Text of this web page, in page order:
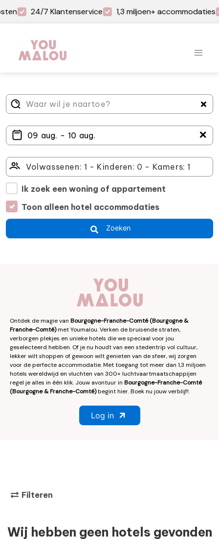
24/7 Klantenservice 1,3 miljoen+ accommodaties
＋
Ik zoek een woning of appartement
Toon alleen hotel accommodaties
Zoeken
Ontdek de magie van Bourgogne-Franche-Comté (Bourgogne &
Franche-Comté)met Youmalou. Verken de bruisende straten,
verborgen plekjes en unieke hotels die we speciaal voor jou
geselecteerd hebben. Of je nu houdt van een stedentrip vol cultuur,
lekker wilt shoppen of gewoon wilt genieten van de sfeer, wij zorgen
voor de perfecte accommodatie. Met toegang tot meer dan 1,3 miljoen
hotels wereldwijd en vluchten van 300+ luchtvaartmaatschappijen
regel je alles in één klik. Jouw avontuur in Bourgogne-Franche-Comté
(Bourgogne & Franche-Comté)begint hier. Boek nu jouw verblijf!.
Log in
Filteren
Wij hebben geen hotels gevonden